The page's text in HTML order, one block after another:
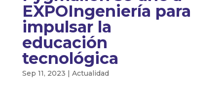
EXPOIngeniería para
impulsar la
educación
tecnológica
Sep 11, 2023 | Actualidad